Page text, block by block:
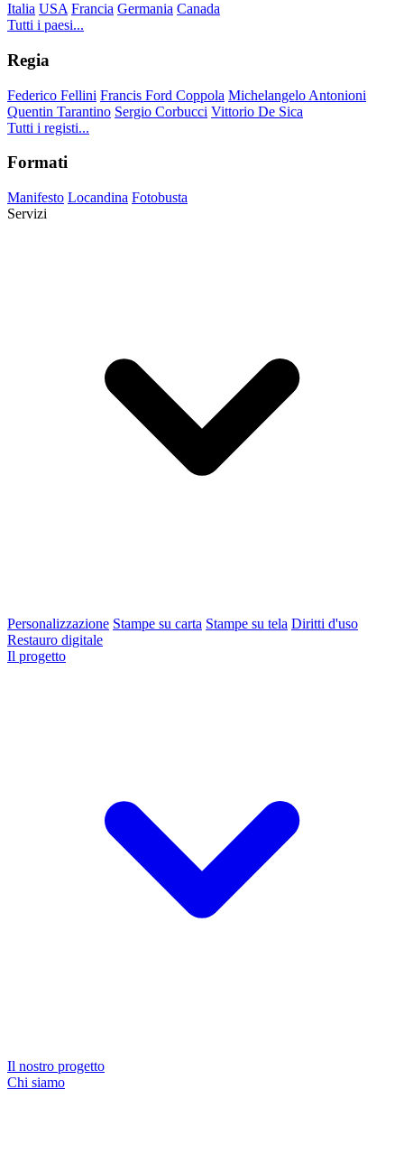
Italia USA Francia Germania Canada
Tutti i paesi...
Regia
Federico Fellini Francis Ford Coppola Michelangelo Antonioni
Quentin Tarantino Sergio Corbucci Vittorio De Sica
Tutti i registi...
Formati
Manifesto Locandina Fotobusta
Servizi
Personalizzazione Stampe su carta Stampe su tela Diritti d'uso
Restauro digitale
Il progetto
Il nostro progetto
Chi siamo